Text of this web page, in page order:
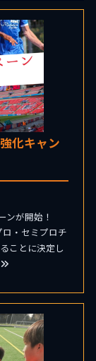
化キャン
ンが開始！
・セミプロチ
ことに決定し